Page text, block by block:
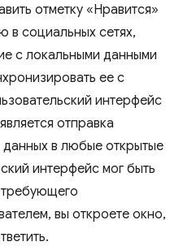
отметку «Нравится»
в социальных сетях,
с локальными данными
ее с
интерфейс
отправка
в любые открытые
интерфейс мог быть
вы откроете окно,